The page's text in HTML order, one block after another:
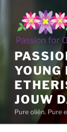
inhoud
JOUW
Pure oliën. Pure